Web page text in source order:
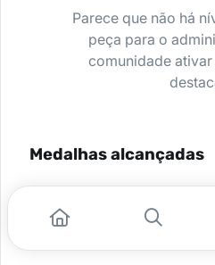
Parece que não há
peça para o
comunidade
Medalhas alcançadas
Nenhuma